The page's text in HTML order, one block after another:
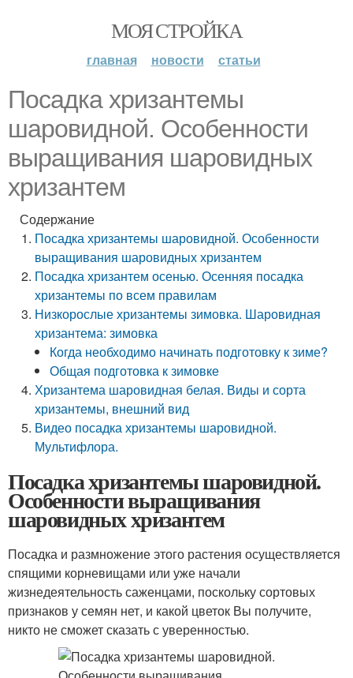
МОЯ СТРОЙКА
главная новости статьи
Посадка хризантемы
шаровидной. Особенности
выращивания шаровидных
хризантем
Содержание
Посадка хризантемы шаровидной. Особенности
выращивания шаровидных хризантем
Посадка хризантем осенью. Осенняя посадка
хризантемы по всем правилам
Низкорослые хризантемы зимовка. Шаровидная
хризантема: зимовка
Когда необходимо начинать подготовку к зиме?
Общая подготовка к зимовке
Хризантема шаровидная белая. Виды и сорта
хризантемы, внешний вид
Видео посадка хризантемы шаровидной.
Мультифлора.
Посадка хризантемы шаровидной.
Особенности выращивания
шаровидных хризантем
Посадка и размножение этого растения осуществляется
спящими корневищами или уже начали
жизнедеятельность саженцами, поскольку сортовых
признаков у семян нет, и какой цветок Вы получите,
никто не сможет сказать с уверенностью.